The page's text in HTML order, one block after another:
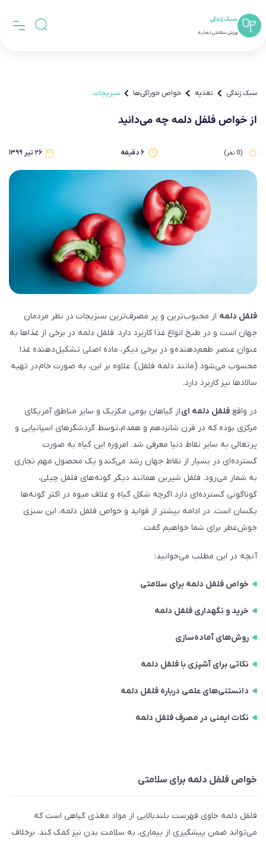
سبک زندگی
ورزش سلامتی تغذیه
سبک زندگی تغذیه خواص خوراکی‌ها سبزیجات
از خواص فلفل دلمه چه می‌دانید
(
0 نفر) ۶دقیقه ۲۶ تیر ۱۳۹۹
فلفل دلمه از محبوب‌ترین و پر مصرف‌ترین سبزیجات در نظر مردمان
جهان است و در طبخ انواع غذا کاربرد دارد. فلفل دلمه در برخی از غذاها به
عنوان عنصر طعم‌دهنده و در برخی دیگر، ماده اصلی تشکیل‌دهنده غذا
محسوب می‌شود (مانند دلمه فلفل). علاوه بر این، به صورت خام در تهیه
سالادها نیز کاربرد دارد.
در واقع فلفل‌ دلمه‌ ایاز گیاهان بومی مکزیک و سایر مناطق آمریکای
مرکزی بوده که در قرن شانزدهم و هفدم، توسط گردشگرهای اسپانیایی و
پرتغالی به سایر نقاط دنیا معرفی شد. امروزه این گیاه به صورت
گسترده‌ای در بسیار از نقاط جهان رشد می‌کند و یک محصول مهم تجاری
به شمار می‌رود. فلفل شیرین همانند دیگر گونه‌های فلفل چیلی،
گوناگونی گسترده‌ای دارد اگرچه شکل گیاه و غلاف میوه در اکثر گونه‌ها
یکسان است. در ادامه بیشتر از فواید و خواص فلفل دلمه، این سبزی
خوش‌عطر برای شما خواهیم گفت.
آنچه در این مطلب می‌خوانید:
خواص فلفل دلمه برای سلامتی
خرید و نگهداری فلفل دلمه
روش‌های آماده‌سازی
نکاتی برای آشپزی با فلفل دلمه
دانستنی‌های علمی درباره فلفل دلمه
نکات ایمنی در مصرف فلفل دلمه
خواص فلفل دلمه برای سلامتی
فلفل دلمه حاوی فهرست بلندبالایی از مواد مغذی گیاهی است که
می‌تواند ضمن پیشگیری از بیماری، به سلامت بدن نیز کمک کند. برخلاف